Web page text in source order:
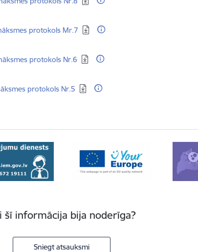
protokols Mr.7
protokols Nr.6
protokols Nr.5
šī informācija bija noderīga?
Sniegt atsauksmi